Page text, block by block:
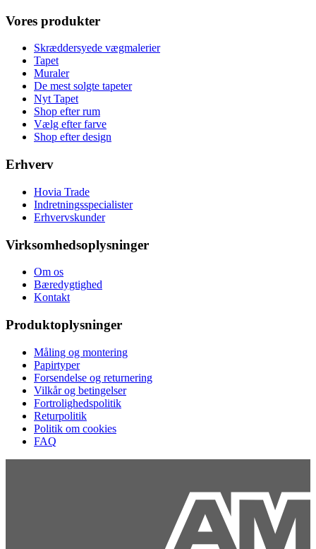
Vores produkter
Skræddersyede vægmalerier
Tapet
Muraler
De mest solgte tapeter
Nyt Tapet
Shop efter rum
Vælg efter farve
Shop efter design
Erhverv
Hovia Trade
Indretningsspecialister
Erhvervskunder
Virksomhedsoplysninger
Om os
Bæredygtighed
Kontakt
Produktoplysninger
Måling og montering
Papirtyper
Forsendelse og returnering
Vilkår og betingelser
Fortrolighedspolitik
Returpolitik
Politik om cookies
FAQ